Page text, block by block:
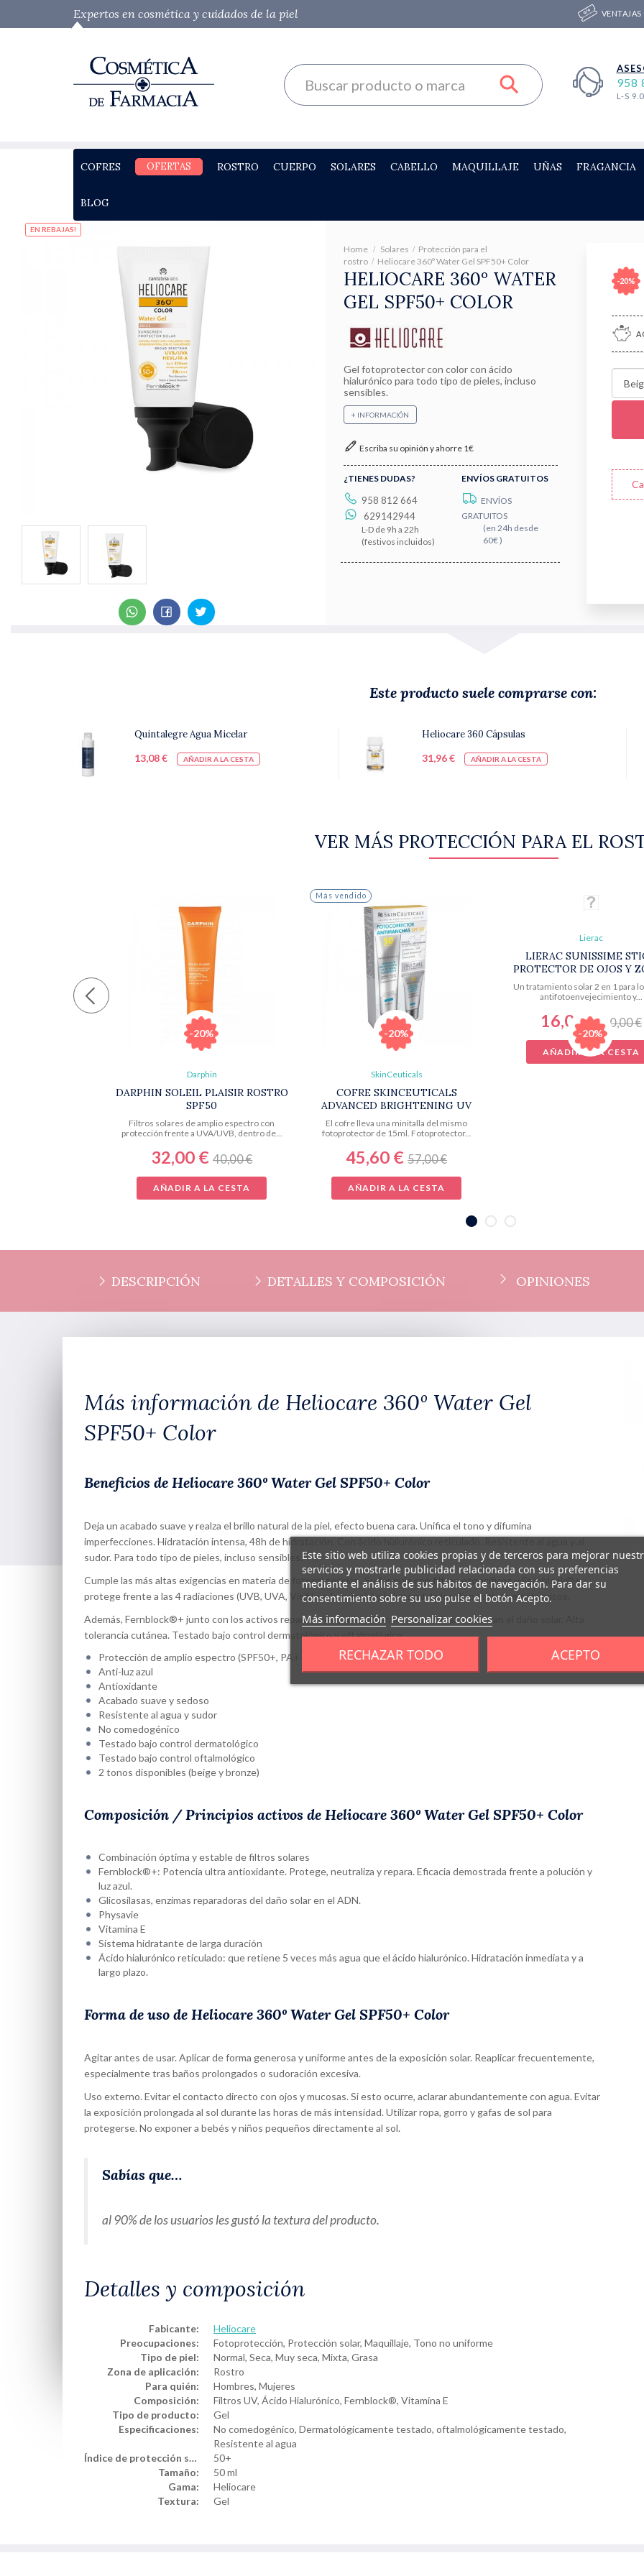
Expertos en cosmética y cuidados de la piel
958
L-S
COFRES OFERTAS ROSTRO CUERPO SOLARES CABELLO MAQUILLAJE UÑAS FRAGANCIA
BLOG
EN REBAJAS!
Home Solares
Protección para el
rostro
Heliocare 360º Water Gel SPF50+ Color
HELIOCARE 360º WATER
GEL SPF50+ COLOR
Gel fotoprotector con color con ácido
hialurónico para todo tipo de pieles, incluso
sensibles.
+ INFORMACIÓN
Escriba su opinión y ahorre 1€
¿TIENES DUDAS?
958 812 664
629142944
L-D de 9h a 22h
(festivos incluidos)
ENVÍOS GRATUITOS
ENVÍOS
GRATUITOS
(en 24h desde
60€ )
-20%
Este producto suele comprarse con:
Quintalegre Agua Micelar
13,08 €
AÑADIR A LA CESTA
Heliocare 360 Cápsulas
31,96 €
AÑADIR A LA CESTA
VER MÁS PROTECCIÓN PARA EL
-20%
Darphin
DARPHIN SOLEIL PLAISIR ROSTRO
SPF50
Filtros solares de amplio espectro con
protección frente a UVA/UVB, dentro de...
32,00 €40,00 €
AÑADIR A LA CESTA
Más vendido
-20%
SkinCeuticals
COFRE SKINCEUTICALS
ADVANCED BRIGHTENING UV
DEFENSE
El cofre lleva una minitalla del mismo
fotoprotector de 15ml. Fotoprotector...
45,60 €57,00 €
AÑADIR A LA CESTA
-20%
Lierac
LIERAC SUNISSIME
PROTECTOR DE OJOS Y
SENSIBLES
Un tratamiento solar 2 en 1 para
antifotoenvejecimiento y...
16,00 €20,00 €
AÑADIR A LA CESTA
DESCRIPCIÓN DETALLES Y COMPOSICIÓN OPINIONES
Más información de Heliocare 360º Water Gel
SPF50+ Color
Beneficios de Heliocare 360º Water Gel SPF50+ Color
Deja un acabado suave y realza el brillo natural de la piel, efecto buena cara. Unifica el tono y difumina
imperfecciones. Hidratación intensa, 48h de hidratación. Con ácido hialurónico reticulado. Resistente al agua y al
sudor. Para todo tipo de pieles, incluso sensibles.
Cumple las más altas exigencias en materia de fotoprotección. Su fórmula con filtros específicos y Fernblock®+
protege frente a las 4 radiaciones (UVB, UVA, Visible e Infrarroja) y la luz azul de los dispositivos electrónicos.
Además, Fernblock®+ junto con los activos reparadores y antioxidantes, neutralizan y reparan el daño solar. Alta
tolerancia cutánea. Testado bajo control dermatológico y oftalmológico.
Protección de amplio espectro (SPF50+, PA++++, UVA, UVB, Visible e Infrarrojo)
Anti-luz azul
Antioxidante
Acabado suave y sedoso
Resistente al agua y sudor
No comedogénico
Testado bajo control dermatológico
Testado bajo control oftalmológico
2 tonos disponibles (beige y bronze)
Composición / Principios activos de Heliocare 360º Water Gel SPF50+ Color
Combinación óptima y estable de filtros solares
Fernblock®+: Potencia ultra antioxidante. Protege, neutraliza y repara. Eficacia demostrada frente a polución y
luz azul.
Glicosilasas, enzimas reparadoras del daño solar en el ADN.
Physavie
Vitamina E
Sistema hidratante de larga duración
Ácido hialurónico reticulado: que retiene 5 veces más agua que el ácido hialurónico. Hidratación inmediata y a
largo plazo.
Forma de uso de Heliocare 360º Water Gel SPF50+ Color
Agitar antes de usar. Aplicar de forma generosa y uniforme antes de la exposición solar. Reaplicar frecuentemente,
especialmente tras baños prolongados o sudoración excesiva.
Uso externo. Evitar el contacto directo con ojos y mucosas. Si esto ocurre, aclarar abundantemente con agua. Evitar
la exposición prolongada al sol durante las horas de más intensidad. Utilizar ropa, gorro y gafas de sol para
protegerse. No exponer a bebés y niños pequeños directamente al sol.
Sabías que…
al 90% de los usuarios les gustó la textura del producto.
Detalles y composición
Fabicante:
Heliocare
Preocupaciones:
Fotoprotección, Protección solar, Maquillaje, Tono no uniforme
Tipo de piel:
Normal, Seca, Muy seca, Mixta, Grasa
Zona de aplicación:
Rostro
Para quién:
Hombres, Mujeres
Composición:
Filtros UV, Ácido Hialurónico, Fernblock®, Vitamina E
Tipo de producto:
Gel
Especificaciones:
No comedogénico, Dermatológicamente testado, oftalmológicamente testado,
Resistente al agua
Índice de protección solar:
50+
Tamaño:
50 ml
Gama:
Heliocare
Textura:
Gel
Este sitio web utiliza cookies propias y de terceros para mejorar
servicios y mostrarle publicidad relacionada con sus preferencias
mediante el análisis de sus hábitos de navegación. Para dar su
consentimiento sobre su uso pulse el botón Acepto.
Más información Personalizar cookies
RECHAZAR TODO ACEPTO